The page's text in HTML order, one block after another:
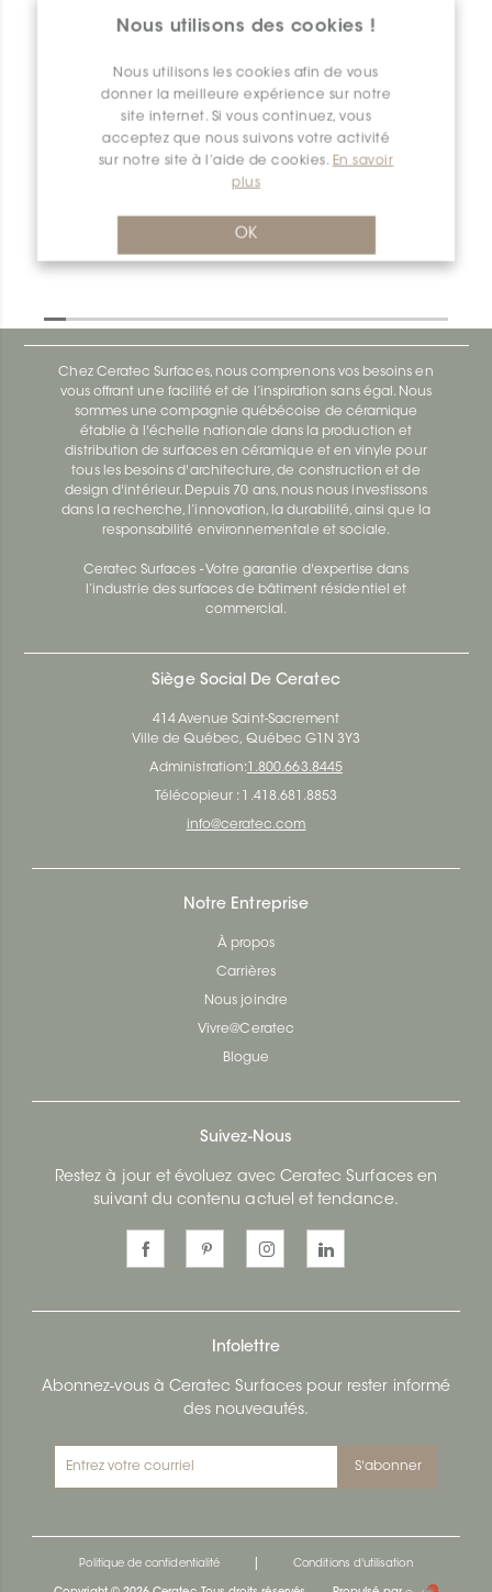
Nous utilisons des cookies !
Nous utilisons les cookies afin de vous
donner la meilleure expérience sur notre
site internet. Si vous continuez, vous
acceptez que nous suivons votre activité
sur notre site à l’aide de cookies. En savoir
plus
OK
Dilex-Ahk E90/AHK1S/AGRB
Chez Ceratec Surfaces, nous comprenons vos besoins en
vous offrant une facilité et de l’inspiration sans égal. Nous
sommes une compagnie québécoise de céramique
établie à l'échelle nationale dans la production et
distribution de surfaces en céramique et en vinyle pour
tous les besoins d'architecture, de construction et de
design d'intérieur. Depuis 70 ans, nous nous investissons
dans la recherche, l’innovation, la durabilité, ainsi que la
responsabilité environnementale et sociale.
Ceratec Surfaces - Votre garantie d'expertise dans
l’industrie des surfaces de bâtiment résidentiel et
commercial.
Siège Social De Ceratec
414 Avenue Saint-Sacrement
Ville de Québec, Québec G1N 3Y3
Administration: 1.800.663.8445
Télécopieur : 1.418.681.8853
info@ceratec.com
Notre Entreprise
À propos
Carrières
Nous joindre
Vivre@Ceratec
Blogue
Suivez-Nous
Restez à jour et évoluez avec Ceratec Surfaces en
suivant du contenu actuel et tendance.
Infolettre
Abonnez-vous à Ceratec Surfaces pour rester informé
des nouveautés.
S'abonner
Politique de confidentialité Conditions d'utilisation